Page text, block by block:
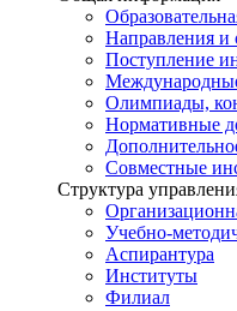
Направления и
Поступление
Олимпиады,
Нормативные
Совместные
Структура
Учебно-
Аспирантура
Институты
Филиал